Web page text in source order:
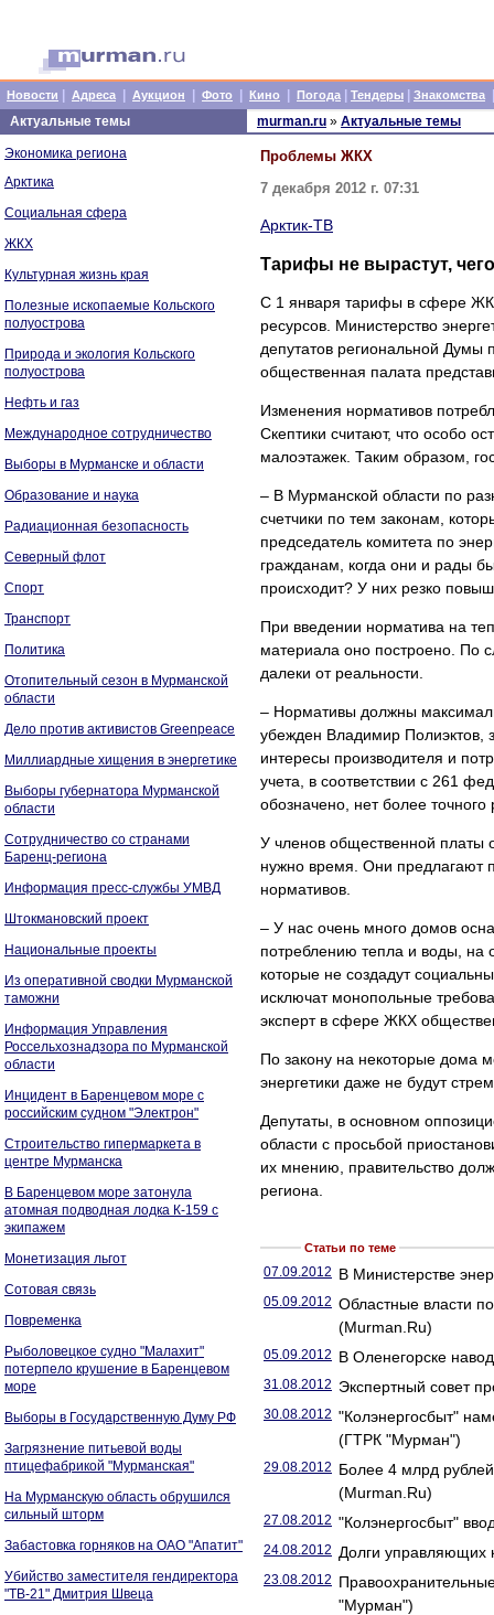
Новости Адреса Аукцион Фото Кино Погода Тендеры Знакомства
Актуальные темы
Экономика региона
Арктика
Социальная сфера
ЖКХ
Культурная жизнь края
Полезные ископаемые Кольского
полуострова
Природа и экология Кольского
полуострова
Нефть и газ
Международное сотрудничество
Выборы в Мурманске и области
Образование и наука
Радиационная безопасность
Северный флот
Спорт
Транспорт
Политика
Отопительный сезон в Мурманской
области
Дело против активистов Greenpeace
Миллиардные хищения в энергетике
Выборы губернатора Мурманской
области
Сотрудничество со странами
Баренц-региона
Информация пресс-службы УМВД
Штокмановский проект
Национальные проекты
Из оперативной сводки Мурманской
таможни
Информация Управления
Россельхознадзора по Мурманской
области
Инцидент в Баренцевом море с
российским судном "Электрон"
Строительство гипермаркета в
центре Мурманска
В Баренцевом море затонула
атомная подводная лодка К-159 с
экипажем
Монетизация льгот
Сотовая связь
Повременка
Рыболовецкое судно "Малахит"
потерпело крушение в Баренцевом
море
Выборы в Государственную Думу РФ
Загрязнение питьевой воды
птицефабрикой "Мурманская"
На Мурманскую область обрушился
сильный шторм
Забастовка горняков на ОАО "Апатит"
Убийство заместителя гендиректора
"ТВ-21" Дмитрия Швеца
murman.ru » Актуальные темы
Проблемы ЖКХ
7 декабря 2012 г. 07:31
Арктик-ТВ
Тарифы не вырастут,
С 1 января тарифы в сфере
ресурсов. Министерство
депутатов региональной Думы
общественная палата
Изменения нормативов
Скептики считают, что особо
малоэтажек. Таким образом,
– В Мурманской области по
счетчики по тем законам,
председатель комитета по
гражданам, когда они и рады бы
происходит? У них резко
При введении норматива на
материала оно построено. По
далеки от реальности.
– Нормативы должны
убежден Владимир Полиэктов,
интересы производителя и
учета, в соответствии с 261
обозначено, нет более
У членов общественной платы
нужно время. Они предлагают
нормативов.
– У нас очень много домов
потреблению тепла и воды, на
которые не создадут
исключат монопольные
эксперт в сфере ЖКХ
По закону на некоторые дома
энергетики даже не будут
Депутаты, в основном
области с просьбой
их мнению, правительство
региона.
Статьи по теме
07.09.2012 В Министерстве
05.09.2012 Областные власти
(Murman.Ru)
05.09.2012 В Оленегорске
31.08.2012 Экспертный совет
30.08.2012 "Колэнергосбыт"
(ГТРК "Мурман")
29.08.2012 Более 4 млрд
(Murman.Ru)
27.08.2012 "Колэнергосбыт"
24.08.2012 Долги
23.08.2012
"Мурман")